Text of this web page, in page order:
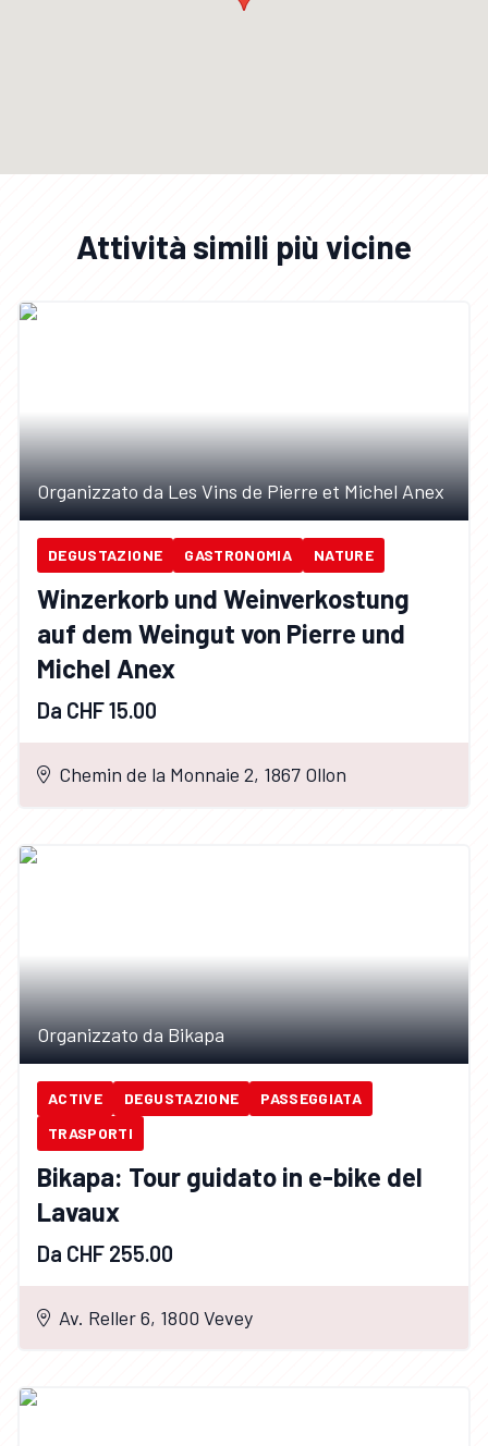
Attività simili più vicine
Organizzato da Les Vins de Pierre et Michel Anex
DEGUSTAZIONE GASTRONOMIA NATURE
Winzerkorb und Weinverkostung
auf dem Weingut von Pierre und
Michel Anex
Da CHF 15.00
Chemin de la Monnaie 2, 1867 Ollon
Organizzato da Bikapa
ACTIVE DEGUSTAZIONE
PASSEGGIATA
TRASPORTI
Bikapa: Tour guidato in e-bike del
Lavaux
Da CHF 255.00
Av. Reller 6, 1800 Vevey